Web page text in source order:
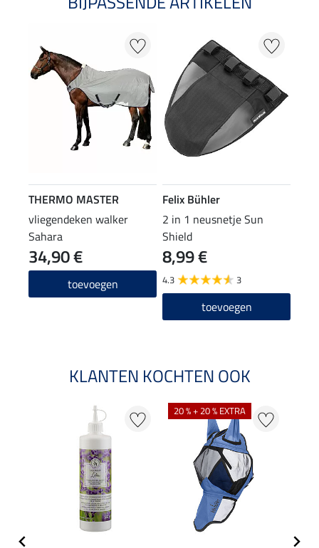
THERMO MASTER
vliegendeken walker
Sahara
34,90 €
toevoegen
Felix Bühler
2 in 1 neusnetje Sun
Shield
8,99 €
4.3 3
toevoegen
KLANTEN KOCHTEN OOK
20 % + 20 % EXTRA